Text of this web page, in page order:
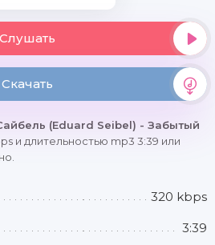
Слушать
Скачать
(Eduard Seibel) - Забытый
и длительностью mp3 3:39 или
320 kbps
3:39